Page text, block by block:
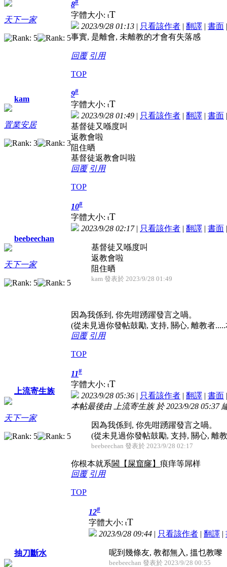
天下一家
8
字體大小: tT
2023/9/28 01:13 | 只看該作者 | 翻譯 | 書面
事實, 是離會, 未離教的才會有失落感
回覆 引用
TOP
kam
置業安居
9#
字體大小: tT
2023/9/28 01:49 | 只看該作者 | 翻譯 | 書面
基督徒又喺度叫
返教會啦
阻住晒
基督徒返教會叫啦
回覆 引用
TOP
beebeechan
天下一家
10#
字體大小: tT
2023/9/28 02:17| 只看該作者 | 翻譯 | 書面
基督徒又喺度叫
返教會啦
阻住晒
kam 發表於 2023/9/28 01:49
因為我係到, 你先咁踴躍發言之喎。
(從未見過你發帖鼓勵, 支持, 關心, 離教者
回覆 引用
TOP
上流寄生族
天下一家
11#
字體大小: tT
2023/9/28 05:36 | 只看該作者 | 翻譯 | 書面
本帖最後由 上流寄生族 於 2023/9/28 05:37
因為我係到, 你先咁踴躍發言之喎。
(從未見過你發帖鼓勵, 支持, 關心, 離
beebeechan 發表於 2023/9/28 02:17
你根本就系閪【屎窟窿】 痕痒等屌样
回覆 引用
TOP
抽刀斷水
12#
字體大小: tT
2023/9/28 09:44 | 只看該作者 | 翻譯 |
呢到幾條友, 教都無入, 搵乜教嚟
beebeechan 發表於 2023/9/28 00:55